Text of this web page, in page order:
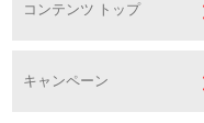
コンテンツ トップ
キャンペーン